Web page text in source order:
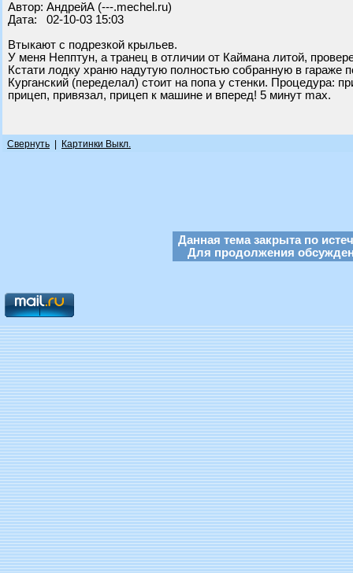
Автор: АндрейА (---.mechel.ru)
Дата: 02-10-03 15:03
Втыкают с подрезкой крыльев.
У меня Непптун, а транец в отличии от Каймана литой,
Кстати лодку храню надутую полностью собранную в
Курганский (переделал) стоит на попа у стенки. Процедура:
прицеп, привязал, прицеп к машине и вперед! 5 минут max.
Свернуть Картинки Выкл.
Данная тема закрыта по
Для продолжения